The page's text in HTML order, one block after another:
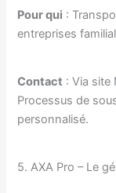
Pour qui :
entreprises
Contact : Via site
Processus de
personnalisé.
5. AXA Pro – Le